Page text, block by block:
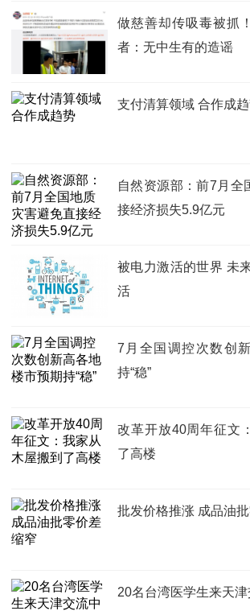
做慈善却传吸毒被抓
者：无中生有的造谣
支付清算领域 合作成
自然资源部：前7月全
接经济损失5.9亿元
被电力激活的世界 未
活
7月全国调控次数创
持“稳”
改革开放40周年征文
了高楼
批发价格推涨 成品油
20名台湾医学生来天